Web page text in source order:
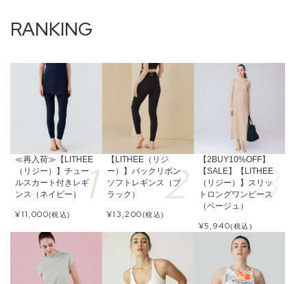
≪再入荷≫【LITHEE
（リジー）】チュー
ルスカート付きレギ
ンス（ネイビー）
¥11,000(税込)
【LITHEE（リジ
ー）】バックリボン
ソフトレギンス（ブ
ラック）
¥13,200(税込)
【2BUY10%OFF】
【SALE】【LITHEE
（リジー）】スリッ
トロングワンピース
（ベージュ）
¥5,940(税込)